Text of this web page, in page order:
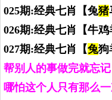
025期:经典七肖【兔猪
026期:经典七肖【牛鸡
027期:经典七肖【兔狗
帮别人的事做完就忘
哪怕这个人只有那么